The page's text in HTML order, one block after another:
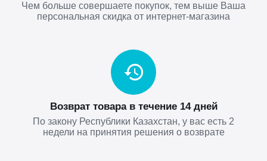
Чем больше совершаете покупок, тем выше Ваша
персональная скидка от интернет-магазина
Возврат товара в течение 14 дней
По закону Республики Казахстан, у вас есть 2
недели на принятия решения о возврате